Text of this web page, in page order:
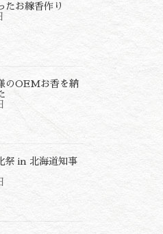
たお線香作り
のOEMお香を納
祭 in 北海道知事